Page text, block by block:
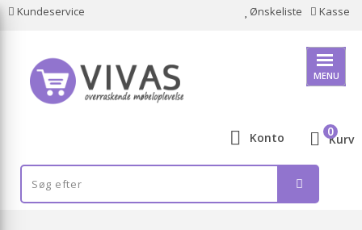
Kundeservice Ønskeliste Kasse
MENU
Konto Kurv
0